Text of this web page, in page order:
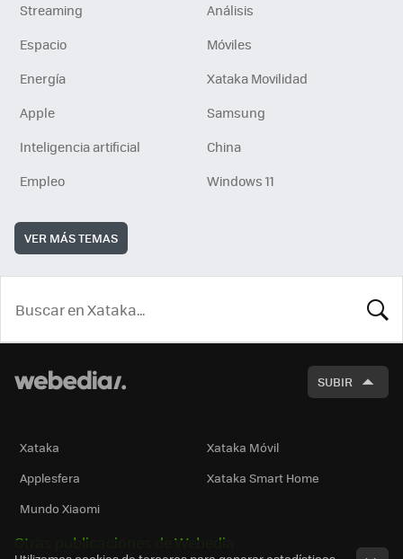
Streaming
Análisis
Espacio
Móviles
Energía
Xataka Movilidad
Apple
Samsung
Inteligencia artificial
China
Empleo
Windows 11
VER MÁS TEMAS
SUBIR
Xataka
Xataka Móvil
Applesfera
Xataka Smart Home
Mundo Xiaomi
Otras publicaciones de Webedia